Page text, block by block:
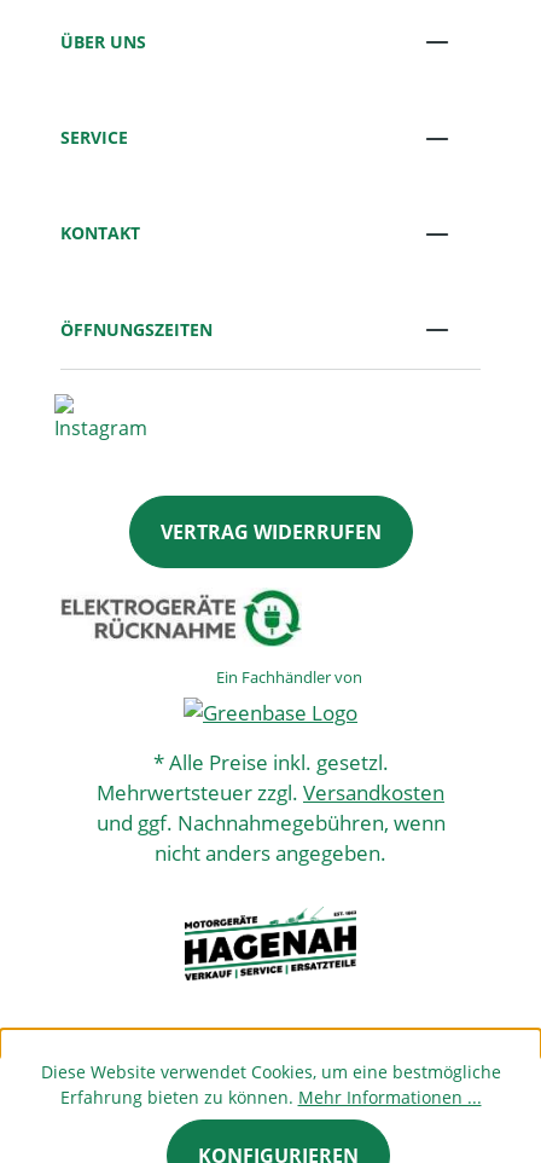
ÜBER UNS
SERVICE
KONTAKT
ÖFFNUNGSZEITEN
VERTRAG WIDERRUFEN
Ein Fachhändler von
* Alle Preise inkl. gesetzl.
Mehrwertsteuer zzgl. Versandkosten
und ggf. Nachnahmegebühren, wenn
nicht anders angegeben.
Diese Website verwendet Cookies, um eine bestmögliche
Erfahrung bieten zu können. Mehr Informationen ...
KONFIGURIEREN